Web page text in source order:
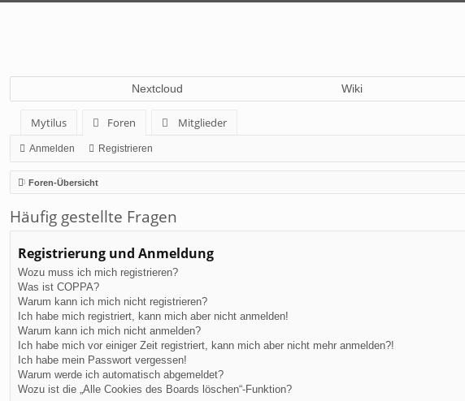
Nextcloud Wiki
Mytilus Foren
Mitglieder
Anmelden Registrieren
Foren-Übersicht
Häufig gestellte Fragen
Registrierung und Anmeldung
Wozu muss ich mich registrieren?
Was ist COPPA?
Warum kann ich mich nicht registrieren?
Ich habe mich registriert, kann mich aber nicht anmelden!
Warum kann ich mich nicht anmelden?
Ich habe mich vor einiger Zeit registriert, kann mich aber nicht mehr anmelden?!
Ich habe mein Passwort vergessen!
Warum werde ich automatisch abgemeldet?
Wozu ist die „Alle Cookies des Boards löschen“-Funktion?